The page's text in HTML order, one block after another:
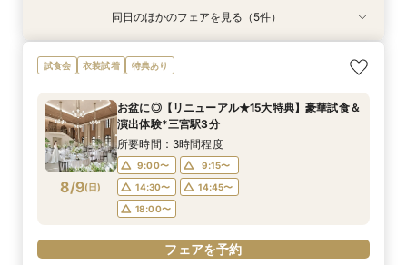
特典あり 動画あり
8/8(土)
＼おもてなし重視の方必見／貸切体験×国産牛試
食×料理半額特典
9:00〜
9:15〜
14:30〜
14:45〜
18:00〜
フェアを予約
衣装試着 特典あり
8/8(土)
【貸切で安心♪】マタニティウェディング準備＆
予算相談フェア！
9:00〜
9:15〜
14:30〜
14:45〜
18:00〜
フェアを予約
特典あり
8/8(土)
【初見学におすすめ】全館見学×試食付*「即決
ナシ」安心相談会
9:00〜
9:15〜
14:30〜
14:45〜
18:00〜
フェアを予約
衣装試着 特典あり
8/8(土)
【和装とドレスが両方叶う】日本の伝統美×和モ
ダンW体験フェア
9:00〜
9:15〜
14:30〜
14:45〜
18:00〜
フェアを予約
特典あり
8/8(土)
【少人数婚におすすめ】挙式×贅沢試食×おもて
なし体験
9:00〜
9:15〜
14:30〜
14:45〜
18:00〜
フェアを予約
同日のほかのフェアを見る（5件）
試食会 衣装試着 特典あり
8/9(日)
お盆に◎【リニューアル★15大特典】豪華試食＆
演出体験*三宮駅3分
所要時間：3時間程度
9:00〜
9:15〜
14:30〜
14:45〜
18:00〜
フェアを予約